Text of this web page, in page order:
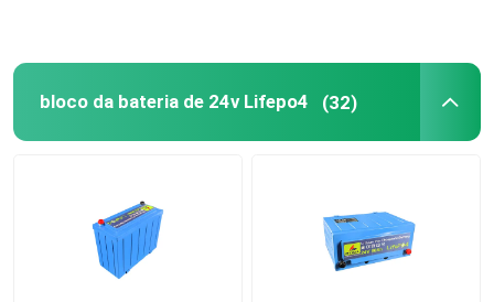
bloco da bateria de 24v Lifepo4 (32)